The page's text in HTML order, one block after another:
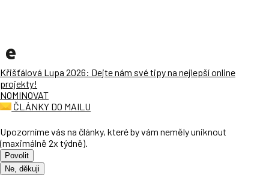
Křišťálová Lupa 2026: Dejte nám své tipy na nejlepší online
projekty!
NOMINOVAT
ČLÁNKY DO MAILU
Upozorníme vás na články, které by vám neměly uniknout
(maximálně 2x týdně).
Povolit
Ne, děkuji